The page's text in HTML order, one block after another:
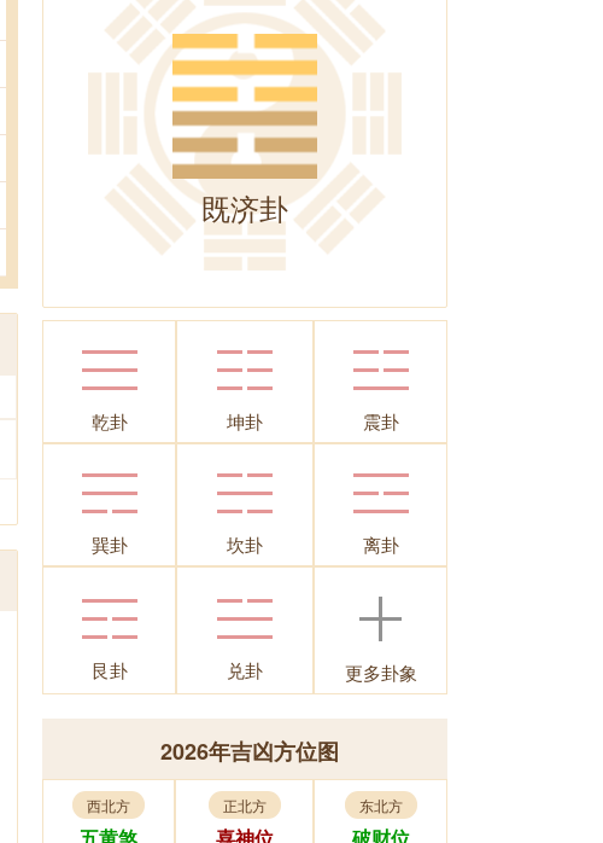
既济卦
乾卦 坤卦 震卦
巽卦 坎卦 离卦
艮卦 兑卦 更多卦象
2026年吉凶方位图
西北方 正北方 东北方